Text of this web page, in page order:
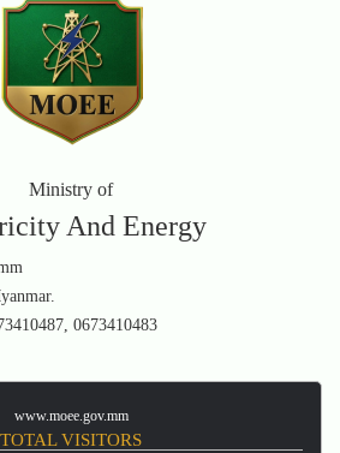
Ministry of
And Energy
0673410483
www.moee.gov.mm
TOTAL VISITORS